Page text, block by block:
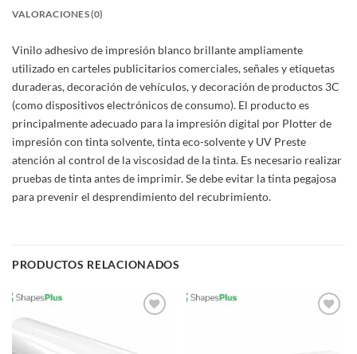
VALORACIONES (0)
Vinilo adhesivo de impresión blanco brillante ampliamente
utilizado en carteles publicitarios comerciales, señales y etiquetas
duraderas, decoración de vehículos, y decoración de productos 3C
(como dispositivos electrónicos de consumo). El producto es
principalmente adecuado para la impresión digital por Plotter de
impresión con tinta solvente, tinta eco-solvente y UV Preste
atención al control de la viscosidad de la tinta. Es necesario realizar
pruebas de tinta antes de imprimir. Se debe evitar la tinta pegajosa
para prevenir el desprendimiento del recubrimiento.
PRODUCTOS RELACIONADOS